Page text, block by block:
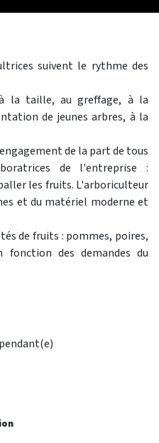
suivent le rythme des
la taille, au greffage, à la
de jeunes arbres, à la
de la part de tous
de l'entreprise :
les fruits. L'arboriculteur
et du matériel moderne et
de fruits : pommes, poires,
fonction des demandes du